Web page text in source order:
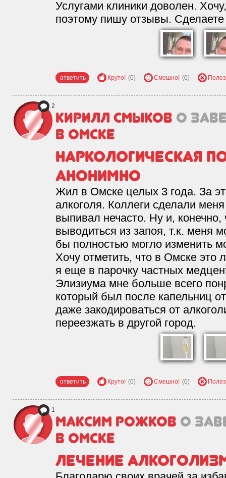
Услугами клиники доволен.
поэтому пишу отзывы. Сделаете
ответить Круто! (0) Смешно! (0)
2
Кирилл Смыков о
в Омске
Наркологическая
анонимно
Жил в Омске целых 3 года. За
алкоголя. Коллеги сделали
выпивал нечасто. Ну и,
выводиться из запоя, т.к. меня
бы полностью могло изменить
Хочу отметить, что в Омске
я еще в парочку частных
Элизиума мне больше всего
который был после капельниц
даже закодироваться от
переезжать в другой город.
ответить Круто! (0) Смешно! (0)
1
Максим Рожков о
в Омске
Лечение